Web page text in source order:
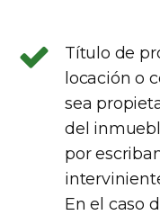
Título de
locación o
sea
del
por
En el caso